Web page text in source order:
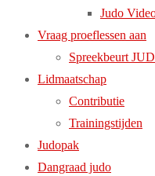
Judo
Vraag proeflessen aan
Spreekbeurt
Lidmaatschap
Contributie
Trainingstijden
Judopak
Dangraad judo